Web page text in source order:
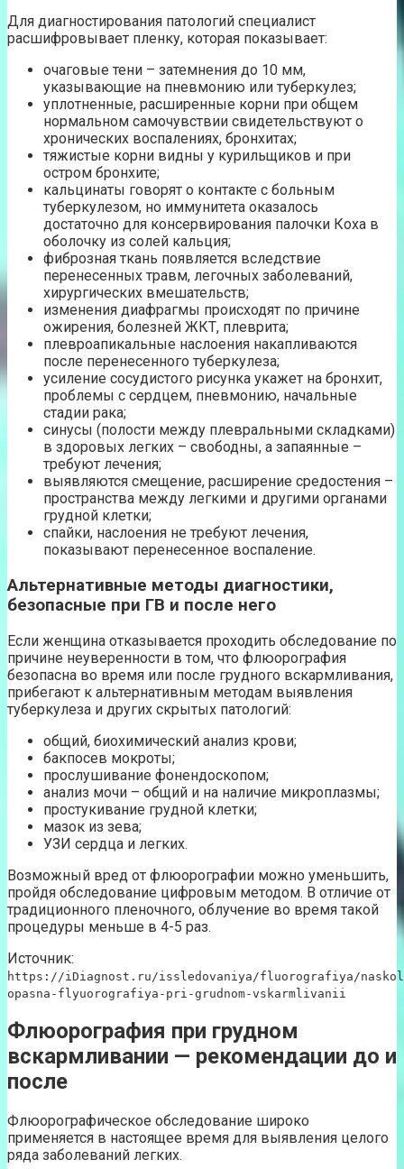
Для диагностирования патологий специалист
расшифровывает пленку, которая показывает:
очаговые тени – затемнения до 10 мм,
указывающие на пневмонию или туберкулез;
уплотненные, расширенные корни при общем
нормальном самочувствии свидетельствуют о
хронических воспалениях, бронхитах;
тяжистые корни видны у курильщиков и при
остром бронхите;
кальцинаты говорят о контакте с больным
туберкулезом, но иммунитета оказалось
достаточно для консервирования палочки Коха в
оболочку из солей кальция;
фиброзная ткань появляется вследствие
перенесенных травм, легочных заболеваний,
хирургических вмешательств;
изменения диафрагмы происходят по причине
ожирения, болезней ЖКТ, плеврита;
плевроапикальные наслоения накапливаются
после перенесенного туберкулеза;
усиление сосудистого рисунка укажет на бронхит,
проблемы с сердцем, пневмонию, начальные
стадии рака;
синусы (полости между плевральными складками)
в здоровых легких – свободны, а запаянные –
требуют лечения;
выявляются смещение, расширение средостения –
пространства между легкими и другими органами
грудной клетки;
спайки, наслоения не требуют лечения,
показывают перенесенное воспаление.
Альтернативные методы диагностики,
безопасные при ГВ и после него
Если женщина отказывается проходить обследование по
причине неуверенности в том, что флюорография
безопасна во время или после грудного вскармливания,
прибегают к альтернативным методам выявления
туберкулеза и других скрытых патологий:
общий, биохимический анализ крови;
бакпосев мокроты;
прослушивание фонендоскопом;
анализ мочи – общий и на наличие микроплазмы;
простукивание грудной клетки;
мазок из зева;
УЗИ сердца и легких.
Возможный вред от флюорографии можно уменьшить,
пройдя обследование цифровым методом. В отличие от
традиционного пленочного, облучение во время такой
процедуры меньше в 4-5 раз.
Источник:
https://iDiagnost.ru/issledovaniya/fluorografiya/
opasna-flyuorografiya-pri-grudnom-vskarmlivanii
Флюорография при грудном
вскармливании — рекомендации до и
после
Флюорографическое обследование широко
применяется в настоящее время для выявления целого
ряда заболеваний легких.